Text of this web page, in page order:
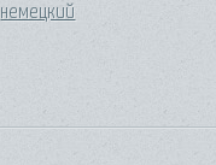
немецкий